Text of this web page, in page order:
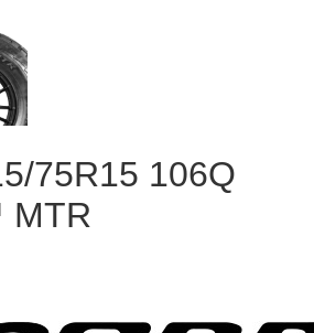
75R15 106Q